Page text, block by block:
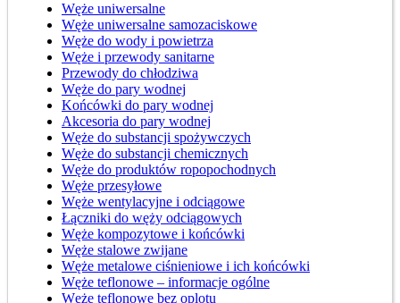
Węże uniwersalne
Węże uniwersalne samozaciskowe
Węże do wody i powietrza
Węże i przewody sanitarne
Przewody do chłodziwa
Węże do pary wodnej
Końcówki do pary wodnej
Akcesoria do pary wodnej
Węże do substancji spożywczych
Węże do substancji chemicznych
Węże do produktów ropopochodnych
Węże przesyłowe
Węże wentylacyjne i odciągowe
Łączniki do węży odciągowych
Węże kompozytowe i końcówki
Węże stalowe zwijane
Węże metalowe ciśnieniowe i ich końcówki
Węże teflonowe – informacje ogólne
Węże teflonowe bez oplotu